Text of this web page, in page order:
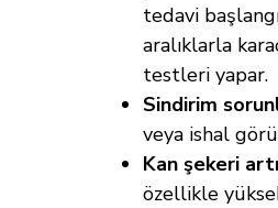
tedavi
aralıklarla
testleri yapar.
Sindirim
veya ishal
Kan şekeri
özellikle